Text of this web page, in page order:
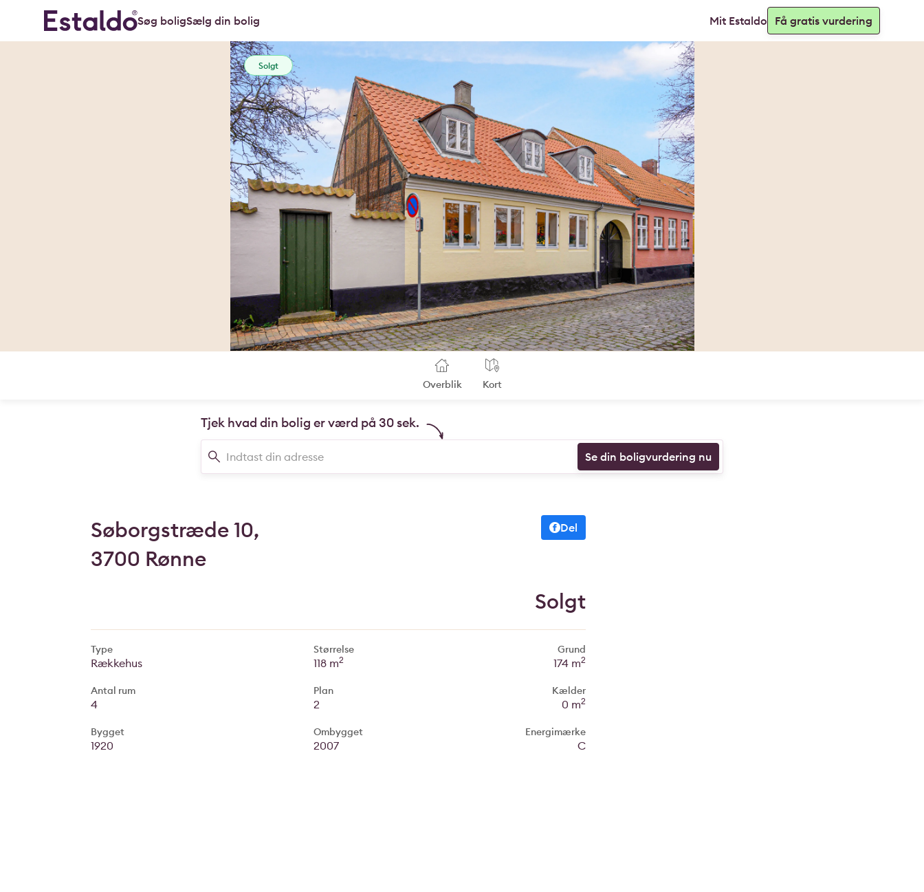
Søg boligSælg din bolig Mit Estaldo Få gratis vurdering
Solgt
Overblik Kort
Tjek hvad din bolig er værd på 30 sek.
Se din boligvurdering nu
Søborgstræde 10,
3700 Rønne
Del
Solgt
Type
Rækkehus
Antal rum
4
Bygget
1920
Størrelse
118 m2
Plan
2
Ombygget
2007
Grund
174 m2
Kælder
0 m2
Energimærke
C